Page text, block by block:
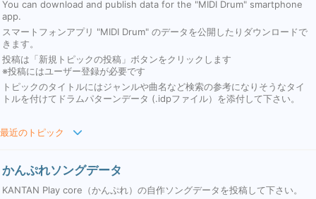
You can download and publish data for the "MIDI Drum" smartphone
app.
スマートフォンアプリ "MIDI Drum" のデータを公開したりダウンロードで
きます。
投稿は「新規トピックの投稿」ボタンをクリックします
※投稿にはユーザー登録が必要です
トピックのタイトルにはジャンルや曲名など検索の参考になりそうなタイ
トルを付けてドラムパターンデータ (.idpファイル）を添付して下さい。
最近のトピック
かんぷれソングデータ
KANTAN Play core（かんぷれ）の自作ソングデータを投稿して下さい。